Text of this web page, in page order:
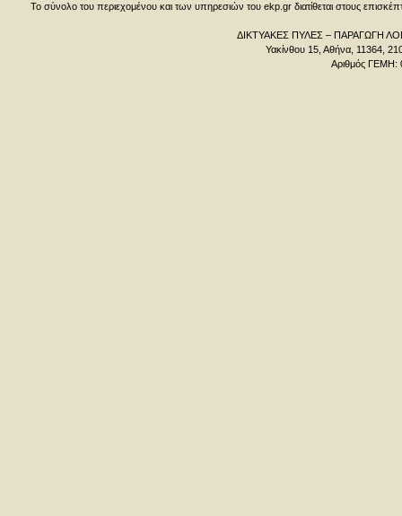
Το σύνολο του περιεχομένου και των υπηρεσιών του ekp.gr διατίθεται στους
ΔΙΚΤΥΑΚΕΣ ΠΥΛΕΣ – ΠΑΡΑΓΩΓΗ
Υακίνθου 15, Αθήνα, 11364,
Αριθμός ΓΕΜΗ: